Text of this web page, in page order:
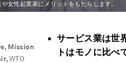
女性起業家にメリットをもたらします。
Mission
, WTO
サービス業は世
トはモノに比べ